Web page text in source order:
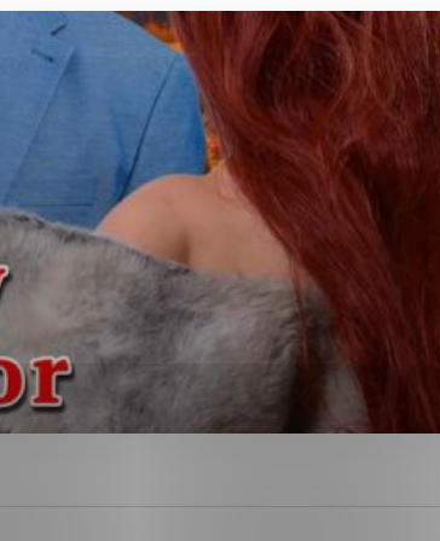
ktorú chcete povoliť
pre prevádzku nevyhnutné a pomáhajú
ako je navigácia na stránke a prístup k
cookie nemôže web správne fungovať.
prevádzkovateľovi stránok pochopiť, ako
a ponúknuť im lepšiu skúsenosť. Všetky
osobou.
Povoliť všetko Uložiť nastavenia